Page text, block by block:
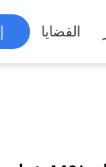
القضايا